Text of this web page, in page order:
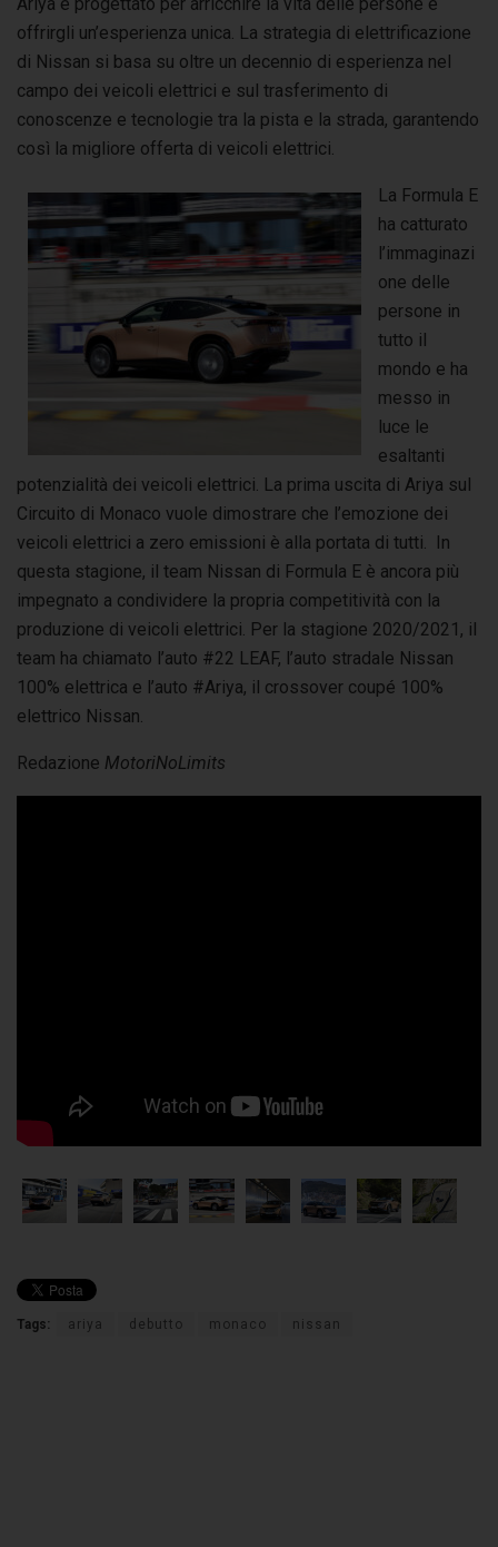
offrirgli un’esperienza unica. La strategia di elettrificazione
di Nissan si basa su oltre un decennio di esperienza nel
campo dei veicoli elettrici e sul trasferimento di
conoscenze e tecnologie tra la pista e la strada, garantendo
così la migliore offerta di veicoli elettrici.
La Formula E
ha catturato
l’immaginazi
one delle
persone in
tutto il
mondo e ha
messo in
luce le
esaltanti
potenzialità dei veicoli elettrici. La prima uscita di Ariya sul
Circuito di Monaco vuole dimostrare che l’emozione dei
veicoli elettrici a zero emissioni è alla portata di tutti. In
questa stagione, il team Nissan di Formula E è ancora più
impegnato a condividere la propria competitività con la
produzione di veicoli elettrici. Per la stagione 2020/2021, il
team ha chiamato l’auto #22 LEAF, l’auto stradale Nissan
100% elettrica e l’auto #Ariya, il crossover coupé 100%
elettrico Nissan.
Redazione MotoriNoLimits
Tags: ariya debutto monaco nissan